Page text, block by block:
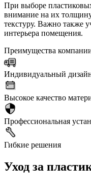
При выборе
внимание на их
текстуру. Важно также
интерьера помещения.
Преимущества
Индивидуальный
Высокое качество
Профессиональная
Гибкие решения
Уход за